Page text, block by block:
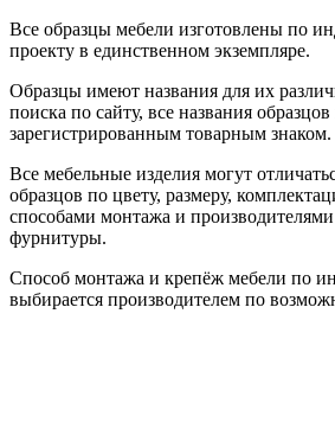
Все образцы мебели изготовлены по
проекту в единственном экземпляре.
Образцы имеют названия для их
поиска по сайту, все названия
зарегистрированным товарным знаком.
Все мебельные изделия могут
образцов по цвету, размеру,
способами монтажа и
фурнитуры.
Способ монтажа и крепёж мебели по
выбирается производителем по